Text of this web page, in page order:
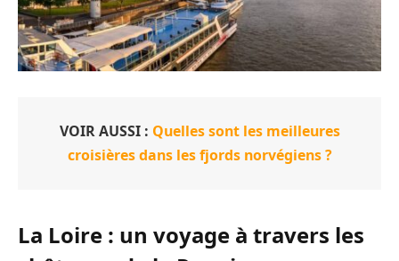
VOIR AUSSI : Quelles sont les meilleures
croisières dans les fjords norvégiens ?
La Loire : un voyage à travers les